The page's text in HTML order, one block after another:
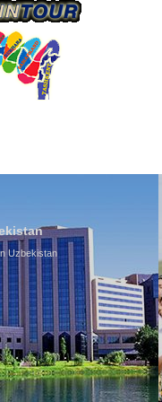
Culture of Uzbekistan
By nature Uzbeks prefer a
is why migration and
any influence on population